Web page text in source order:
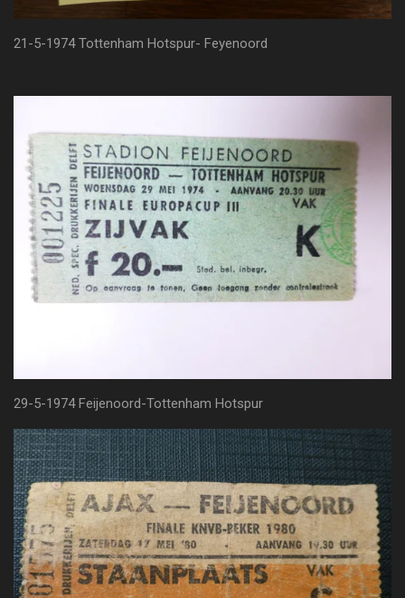
21-5-1974 Tottenham Hotspur- Feyenoord
29-5-1974 Feijenoord-Tottenham Hotspur